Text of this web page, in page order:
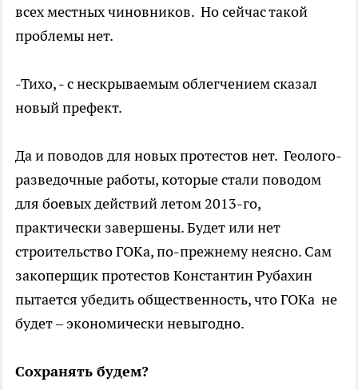
всех местных чиновников. Но сейчас такой
проблемы нет.
-Тихо, - с нескрываемым облегчением сказал
новый префект.
Да и поводов для новых протестов нет. Геолого-
разведочные работы, которые стали поводом
для боевых действий летом 2013-го,
практически завершены. Будет или нет
строительство ГОКа, по-прежнему неясно. Сам
закоперщик протестов Константин Рубахин
пытается убедить общественность, что ГОКа не
будет – экономически невыгодно.
Сохранять будем?